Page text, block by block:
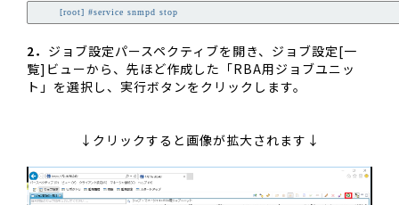
        [root] #service snmpd stop
2． ジョブ設定パースペクティブを開き、ジョブ設定[一
覧]ビューから、先ほど作成した「RBA用ジョブユニッ
ト」を選択し、実行ボタンをクリックします。
↓クリックすると画像が拡大されます↓